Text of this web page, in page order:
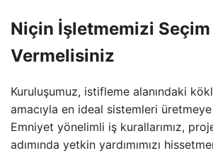
Niçin İşletmemizi Seçim
Vermelisiniz
Kuruluşumuz, istifleme alanındaki
amacıyla en ideal sistemleri üretmeye
Emniyet yönelimli iş kurallarımız,
adımında yetkin yardımımızı